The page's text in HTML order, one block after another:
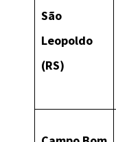
São
Leopoldo
(RS)